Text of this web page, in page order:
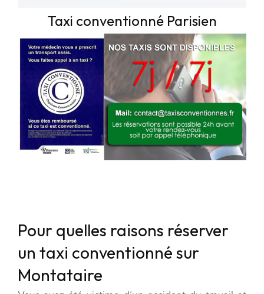
Taxi conventionné Parisien
Pour quelles raisons réserver
un taxi conventionné sur
Montataire